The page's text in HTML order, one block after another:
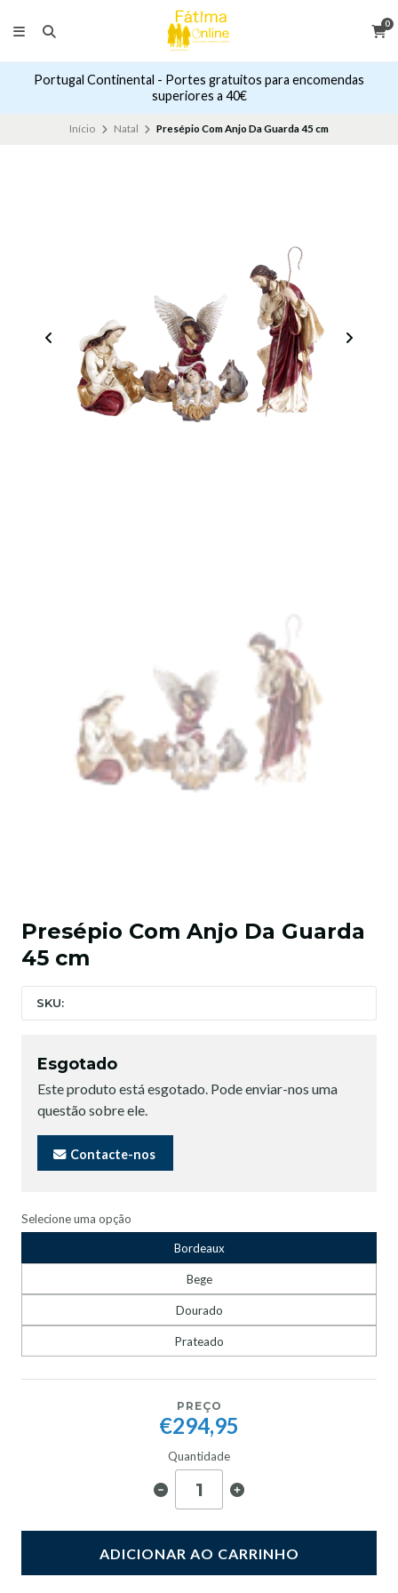
0
Portugal Continental - Portes gratuitos para encomendas
superiores a 40€
Início Natal Presépio Com Anjo Da Guarda 45 cm
Presépio Com Anjo Da Guarda
45 cm
SKU:
Esgotado
Este produto está esgotado. Pode enviar-nos uma
questão sobre ele.
Contacte-nos
Selecione uma opção
Bordeaux
Bege
Dourado
Prateado
PREÇO
€294,95
Quantidade
ADICIONAR AO CARRINHO